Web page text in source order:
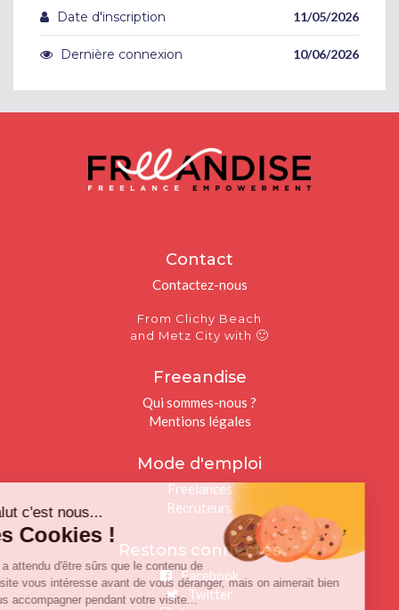
Salut c'est nous...
les Cookies !
On a attendu d'être sûrs que le contenu de
ce site vous intéresse avant de vous déranger, mais on aimerait bien
vous accompagner pendant votre visite...
Date d'inscription 11/05/2026
Dernière connexion 10/06/2026
Contact
Contactez-nous
From Clichy Beach
and Metz City with 🙂
Freeandise
Qui sommes-nous ?
Mentions légales
Mode d'emploi
Freelances
Recruteurs
Restons connectés
Facebook
Twitter